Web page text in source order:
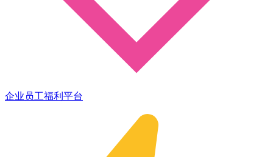
企业员工福利平台